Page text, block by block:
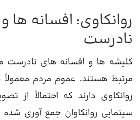
روانکاوی: افسانه
نادرست
کلیشه ها و افسانه های نادرست
مرتبط هستند. عموم مردم معمولاً
روانکاوی دارند که احتمالاً از
سینمایی روانکاوان جمع آوری